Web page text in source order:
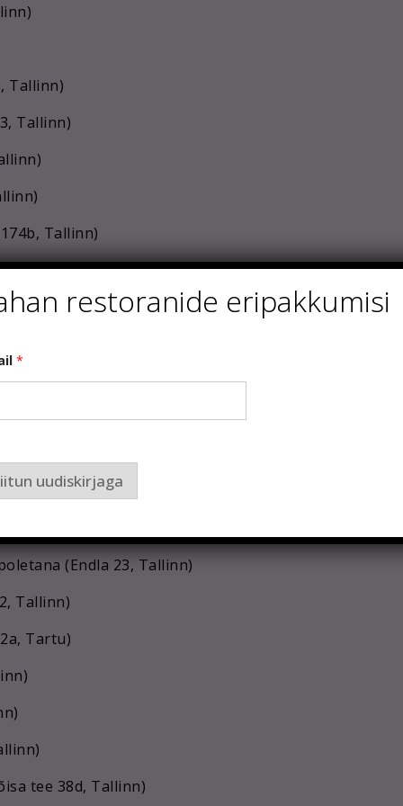
Tallinn)
Tallinn)
Tallinn)
Tallinn)
Tallinn)
Tallinn)
(Endla 23, Tallinn)
Tallinn)
Tartu)
tee 38d, Tallinn)
restoranide eripakkumisi
*
uudiskirjaga